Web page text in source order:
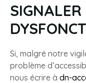
SIGNALER
Si, malgré notre
problème
nous écrire à dn-